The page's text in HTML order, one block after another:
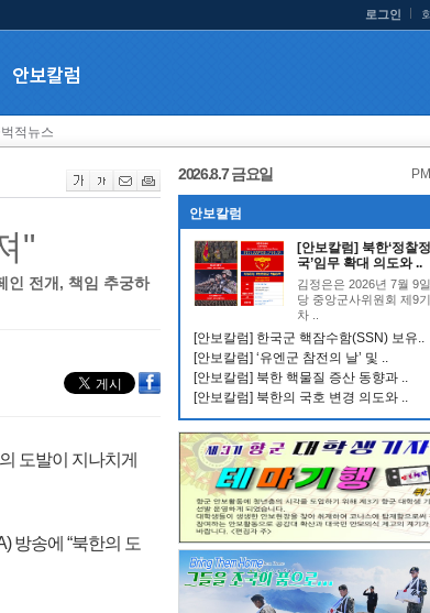
로그인
적뉴스
"
인 전개, 책임 추궁하
도발이 지나치게
방송에 “북한의 도
2026.8.7 금요일
안보칼럼
[안보칼럼] 북한‘정찰
국’임무 확대 의도와 ..
김정은은 2026년 7월 9
당 중앙군사위원회 제9
차 ..
[안보칼럼] 한국군 핵잠수함(SSN) 보유..
[안보칼럼] ‘유엔군 참전의 날’ 및 ..
[안보칼럼] 북한 핵물질 증산 동향과 ..
[안보칼럼] 북한의 국호 변경 의도와 ..